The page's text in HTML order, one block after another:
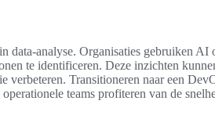
analyse. Organisaties gebruiken AI
te identificeren. Deze inzichten
Transitioneren naar een
teams profiteren van de